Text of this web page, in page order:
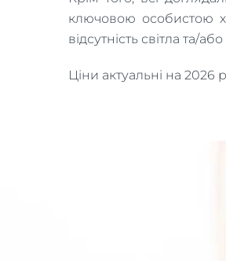
ключовою особистою
відсутність світла та/
Ціни актуальні на 2026